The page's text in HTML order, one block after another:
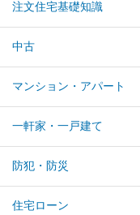
注文住宅基礎知識
中古
マンション・アパート
一軒家・一戸建て
防犯・防災
住宅ローン